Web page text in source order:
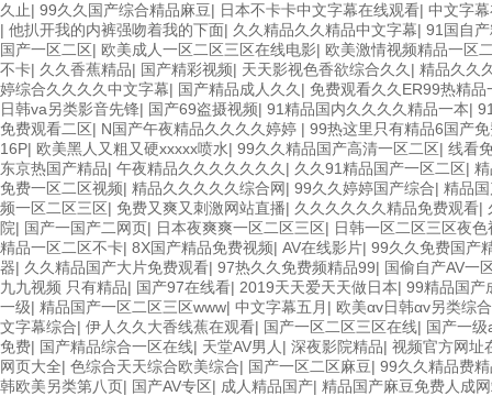
久止| 99久久国产综合精品麻豆| 日本不卡卡中文字幕在线观看| 中文字
| 他扒开我的内裤强吻着我的下面| 久久精品久久精品中文字幕| 91国自
国产一区二区| 欧美成人一区二区三区在线电影| 欧美激情视频精品一区
不卡| 久久香蕉精品| 国产精彩视频| 天天影视色香欲综合久久 | 精品久久
婷综合久久久久中文字幕| 国产精品成人久久 | 免费观看久久ER99热精品
日韩va另类影音先锋| 国产69盗摄视频| 91精品国内久久久久精品一本|
免费观看二区| N国产午夜精品久久久久婷婷 | 99热这里只有精品6国产
16P| 欧美黑人又粗又硬xxxxx喷水| 99久久精品国产高清一区二区| 线看
东京热国产精品| 午夜精品久久久久久久久 | 久久91精品国产一区二区|
免费一区二区视频| 精品久久久久久综合网| 99久久婷婷国产综合| 精品
频一区二区三区| 免费又爽又刺激网站直播| 久久久久久久精品免费观看|
院| 国产一国产二网页| 日本夜爽爽一区二区三区| 日韩一区二区三区夜
精品一区二区不卡| 8X国产精品免费视频| AV在线影片| 99久久免费国产
器| 久久精品国产大片免费观看| 97热久久免费频精品99| 国偷自产AV一
九九视频 只有精品| 国产97在线看| 2019天天爱天天做日本| 99精品国产
一级| 精品国产一区二区三区www| 中文字幕五月 | 欧美αv日韩αv另类综合
文字幕综合| 伊人久久大香线蕉在观看| 国产一区二区三区在线| 国产一
免费| 国产精品综合一区在线| 天堂AV男人 | 深夜影院精品| 视频官方网址
网页大全| 色综合天天综合欧美综合| 国产一区二区麻豆| 99久久精品费
韩欧美另类第八页| 国产AV专区| 成人精品国产| 精品国产麻豆免费人成